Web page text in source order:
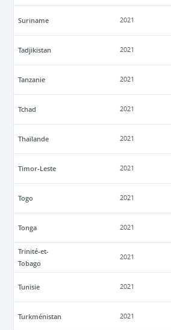
Suriname 2021
Tadjikistan 2021
Tanzanie 2021
Tchad 2021
Thaïlande 2021
Timor-Leste 2021
Togo 2021
Tonga 2021
Trinité-et-
Tobago
2021
Tunisie 2021
Turkménistan 2021